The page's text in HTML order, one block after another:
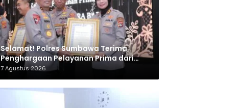
Selamat! Polres Sumbawa Terima
Penghargaan Pelayanan Prima dari
Kapolri
7 Agustus 2026